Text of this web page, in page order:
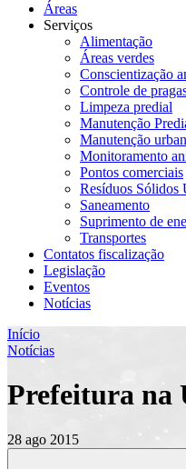
Áreas
Serviços
Alimentação
Áreas verdes
Conscientização
Controle de
Limpeza predial
Manutenção
Manutenção
Monitoramento
Pontos comerciais
Resíduos Sólidos
Saneamento
Suprimento de
Transportes
Contatos fiscalização
Legislação
Eventos
Notícias
Início
Notícias
Prefeitura na
28 ago 2015